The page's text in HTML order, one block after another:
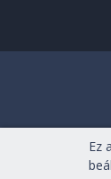
Ez